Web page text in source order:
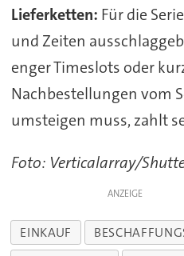
Lieferketten: Für die
und Zeiten
enger Timeslots oder
Nachbestellungen vom
umsteigen muss, zahlt
Foto: Verticalarray/
ANZEIGE
EINKAUF